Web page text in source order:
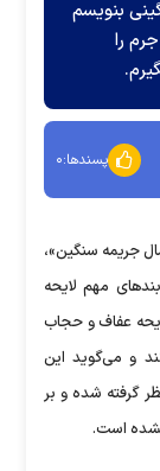
بنویسم
را
پسندها:۰
جریمه سنگین»،
مهم لایحه
عفاف و حجاب
و می‌گوید این
گرفته شده و بر
است.